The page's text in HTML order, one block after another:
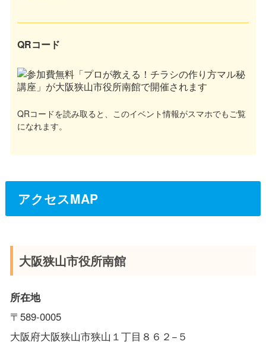
QRコード
QRコードを読み取ると、このイベント情報がスマホでもご覧
になれます。
アクセスMAP
大阪狭山市役所南館
所在地
〒589-0005
大阪府大阪狭山市狭山１丁目８６２−５